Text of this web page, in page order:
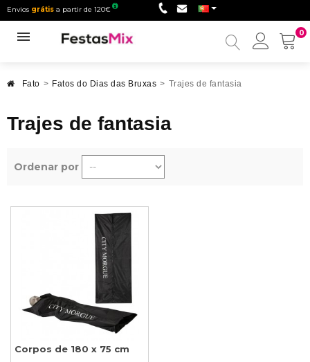
Envios grátis a partir de 120€
0
Minha
Fato > Fatos do Dias das Bruxas > Trajes de fantasia
Trajes de fantasia
Ordenar por
Corpos de 180 x 75 cm